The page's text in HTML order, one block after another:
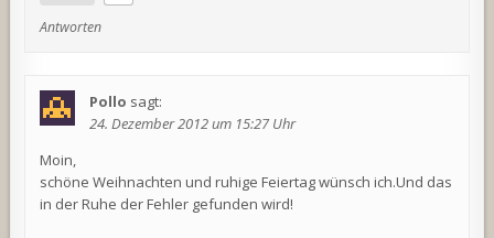
Antworten
Pollo sagt:
24. Dezember 2012 um 15:27 Uhr
Moin,
schöne Weihnachten und ruhige Feiertag wünsch ich.Und das
in der Ruhe der Fehler gefunden wird!